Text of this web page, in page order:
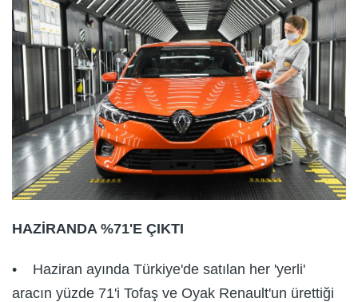
HAZİRANDA %71'E ÇIKTI
• Haziran ayında Türkiye'de satılan her 'yerli'
aracın yüzde 71'i Tofaş ve Oyak Renault'un ürettiği